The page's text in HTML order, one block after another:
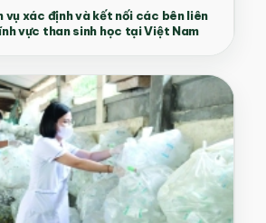
vụ xác định và kết nối các bên liên
vực than sinh học tại Việt Nam